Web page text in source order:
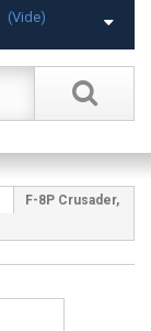
(vide)
F-8P Crusader,